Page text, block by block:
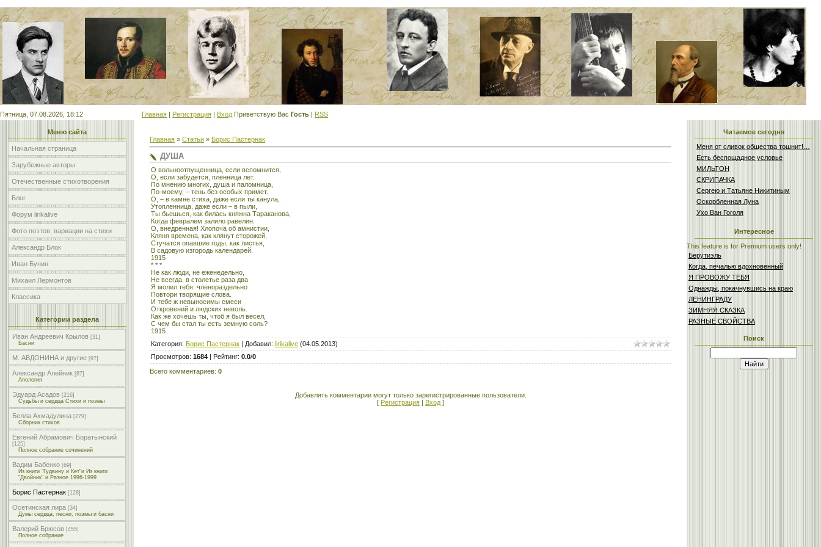
Пятница, 07.08.2026, 18:12 Главная | Регистрация | Вход Приветствую Вас Гость | RSS
Меню сайта
Начальная страница
Зарубежные авторы
Отечественные стихотворения
Блог
Форум lirikalive
Фото поэтов, вариации на стихи
Александр Блок
Иван Бунин
Михаил Лермонтов
Классика
Категории раздела
Иван Андреевич Крылов [31]
Басни
М. АВДОНИНА и другие [97]
Александр Алейник [87]
Апология
Эдуард Асадов [216]
Судьбы и сердца Стихи и поэмы
Белла Ахмадулина [279]
Сборник стихов
Евгений Абрамович Боратынский
[125]
Полное собрание сочинений
Вадим Бабенко [69]
Из книги "Гудвину и Кет"и Из книги
"Двойник" и Разное 1996-1999
Борис Пастернак [128]
Осетинская лира [34]
Думы сердца, песни, поэмы и басни
Валерий Брюсов [455]
Полное собрание
Главная » Статьи » Борис Пастернак
ДУША
О вольноотпущенница, если вспомнится,
О, если забудется, пленница лет.
По мнению многих, душа и паломница,
По-моему, – тень без особых примет.
О, – в камне стиха, даже если ты канула,
Утопленница, даже если – в пыли,
Ты бьешься, как билась княжна Тараканова,
Когда февралем залило равелин.
О, внедренная! Хлопоча об амнистии,
Кляня времена, как клянут сторожей,
Стучатся опавшие годы, как листья,
В садовую изгородь календарей.
1915
* * *
Не как люди, не еженедельно,
Не всегда, в столетье раза два
Я молил тебя: членораздельно
Повтори творящие слова.
И тебе ж невыносимы смеси
Откровений и людских неволь.
Как же хочешь ты, чтоб я был весел,
С чем бы стал ты есть земную соль?
1915
Категория: Борис Пастернак | Добавил: lirikalive (04.05.2013)
Просмотров: 1684 | Рейтинг: 0.0/0
Всего комментариев: 0
Добавлять комментарии могут только зарегистрированные пользователи.
[ Регистрация | Вход ]
Читаемое сегодня
Меня от сливок общества тошнит!…
Есть беспощадное условье
МИЛЬТОН
СКРИПАЧКА
Сергею и Татьяне Никитиным
Оскорбленная Луна
Ухо Ван Гоголя
Интересное
This feature is for Premium users only!
Берутиэль
Когда, печалью вдохновенный
Я ПРОВОЖУ ТЕБЯ
Однажды, покачнувшись на краю
ЛЕНИНГРАДУ
ЗИМНЯЯ СКАЗКА
РАЗНЫЕ СВОЙСТВА
Поиск